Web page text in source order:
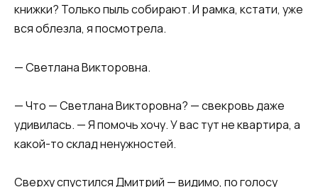
книжки? Только пыль собирают. И рамка, кстати, уже
вся облезла, я посмотрела.
— Светлана Викторовна.
— Что — Светлана Викторовна? — свекровь даже
удивилась. — Я помочь хочу. У вас тут не квартира, а
какой-то склад ненужностей.
Сверху спустился Дмитрий — видимо, по голосу